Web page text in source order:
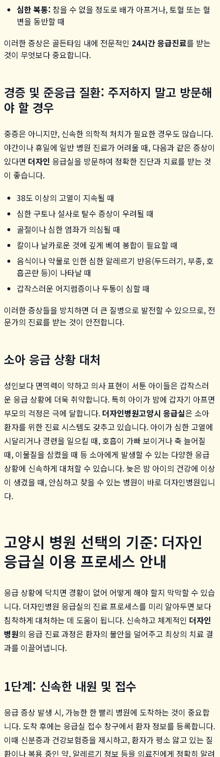
심한 복통: 참을 수 없을 정도로 배가 아프거나, 토혈 또는 혈
변을 동반할 때
이러한 증상은 골든타임 내에 전문적인 24시간 응급진료를 받는
것이 무엇보다 중요합니다.
경증 및 준응급 질환: 주저하지 말고 방문해
야 할 경우
중증은 아니지만, 신속한 의학적 처치가 필요한 경우도 많습니다.
야간이나 휴일에 일반 병원 진료가 어려울 때, 다음과 같은 증상이
있다면 더자인 응급실을 방문하여 정확한 진단과 치료를 받는 것
이 좋습니다.
38도 이상의 고열이 지속될 때
심한 구토나 설사로 탈수 증상이 우려될 때
골절이나 심한 염좌가 의심될 때
칼이나 날카로운 것에 깊게 베여 봉합이 필요할 때
음식이나 약물로 인한 심한 알레르기 반응(두드러기, 부종, 호
흡곤란 등)이 나타날 때
갑작스러운 어지럼증이나 두통이 심할 때
이러한 증상들을 방치하면 더 큰 질병으로 발전할 수 있으므로, 전
문가의 진료를 받는 것이 안전합니다.
소아 응급 상황 대처
성인보다 면역력이 약하고 의사 표현이 서툰 아이들은 갑작스러
운 응급 상황에 더욱 취약합니다. 특히 아이가 밤에 갑자기 아프면
부모의 걱정은 극에 달합니다. 더자인병원고양시 응급실은 소아
환자를 위한 진료 시스템도 갖추고 있습니다. 아이가 심한 고열에
시달리거나 경련을 일으킬 때, 호흡이 가빠 보이거나 축 늘어질
때, 이물질을 삼켰을 때 등 소아에게 발생할 수 있는 다양한 응급
상황에 신속하게 대처할 수 있습니다. 늦은 밤 아이의 건강에 이상
이 생겼을 때, 안심하고 찾을 수 있는 병원이 바로 더자인병원입니
다.
고양시 병원 선택의 기준: 더자인
응급실 이용 프로세스 안내
응급 상황에 닥치면 경황이 없어 어떻게 해야 할지 막막할 수 있습
니다. 더자인병원 응급실의 진료 프로세스를 미리 알아두면 보다
침착하게 대처하는 데 도움이 됩니다. 신속하고 체계적인 더자인
병원의 응급 진료 과정은 환자의 불안을 덜어주고 최상의 치료 결
과를 이끌어냅니다.
1단계: 신속한 내원 및 접수
응급 증상 발생 시, 가능한 한 빨리 병원에 도착하는 것이 중요합
니다. 도착 후에는 응급실 접수 창구에서 환자 정보를 등록합니다.
이때 신분증과 건강보험증을 제시하고, 환자가 평소 앓고 있는 질
환이나 복용 중인 약, 알레르기 정보 등을 의료진에게 정확히 알려